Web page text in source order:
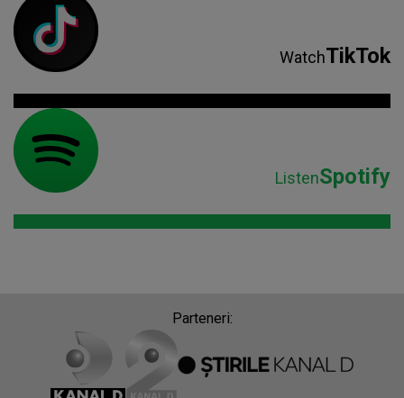
WatchTikTok
ListenSpotify
Parteneri: